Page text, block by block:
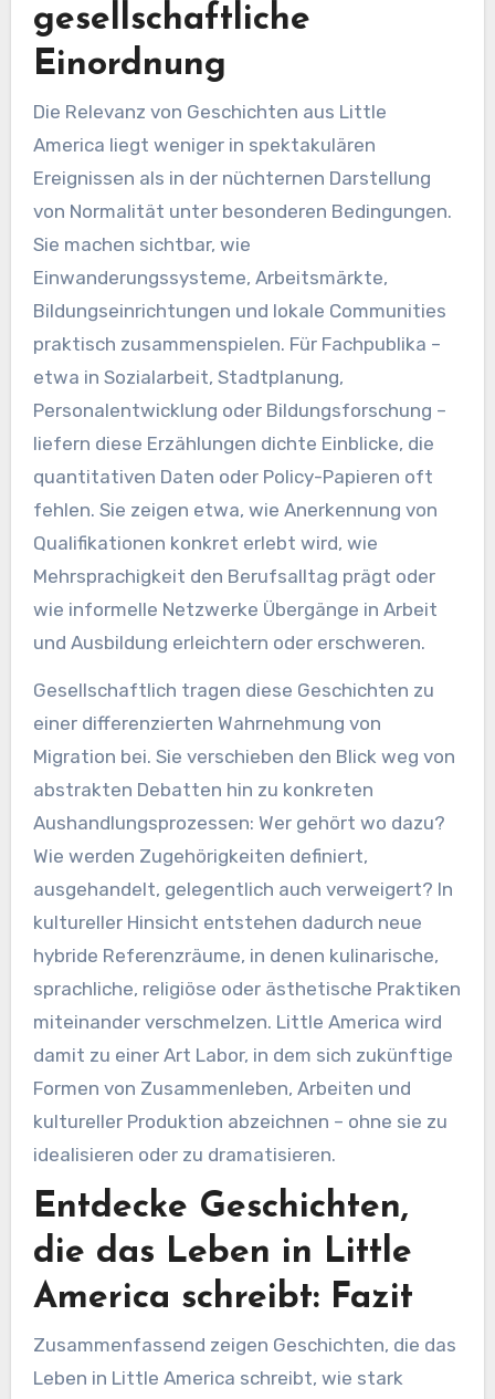
gesellschaftliche
Einordnung
Die Relevanz von Geschichten aus Little
America liegt weniger in spektakulären
Ereignissen als in der nüchternen Darstellung
von Normalität unter besonderen Bedingungen.
Sie machen sichtbar, wie
Einwanderungssysteme, Arbeitsmärkte,
Bildungseinrichtungen und lokale Communities
praktisch zusammenspielen. Für Fachpublika –
etwa in Sozialarbeit, Stadtplanung,
Personalentwicklung oder Bildungsforschung –
liefern diese Erzählungen dichte Einblicke, die
quantitativen Daten oder Policy-Papieren oft
fehlen. Sie zeigen etwa, wie Anerkennung von
Qualifikationen konkret erlebt wird, wie
Mehrsprachigkeit den Berufsalltag prägt oder
wie informelle Netzwerke Übergänge in Arbeit
und Ausbildung erleichtern oder erschweren.
Gesellschaftlich tragen diese Geschichten zu
einer differenzierten Wahrnehmung von
Migration bei. Sie verschieben den Blick weg von
abstrakten Debatten hin zu konkreten
Aushandlungsprozessen: Wer gehört wo dazu?
Wie werden Zugehörigkeiten definiert,
ausgehandelt, gelegentlich auch verweigert? In
kultureller Hinsicht entstehen dadurch neue
hybride Referenzräume, in denen kulinarische,
sprachliche, religiöse oder ästhetische Praktiken
miteinander verschmelzen. Little America wird
damit zu einer Art Labor, in dem sich zukünftige
Formen von Zusammenleben, Arbeiten und
kultureller Produktion abzeichnen – ohne sie zu
idealisieren oder zu dramatisieren.
Entdecke Geschichten,
die das Leben in Little
America schreibt: Fazit
Zusammenfassend zeigen Geschichten, die das
Leben in Little America schreibt, wie stark